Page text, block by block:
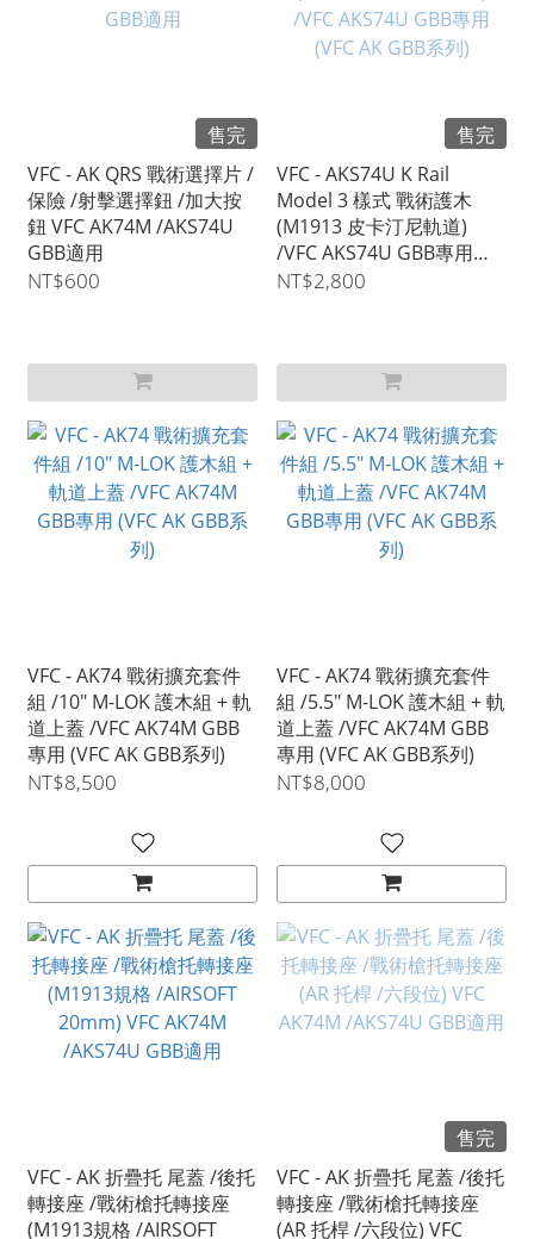
售完
VFC - AK QRS 戰術選擇片 /
保險 /射擊選擇鈕 /加大按
鈕 VFC AK74M /AKS74U
GBB適用
NT$600
售完
VFC - AKS74U K Rail
Model 3 樣式 戰術護木
(M1913 皮卡汀尼軌道)
/VFC AKS74U GBB專用
(VFC AK GBB系列)
NT$2,800
VFC - AK74 戰術擴充套件
組 /10" M-LOK 護木組 + 軌
道上蓋 /VFC AK74M GBB
專用 (VFC AK GBB系列)
NT$8,500
VFC - AK74 戰術擴充套件
組 /5.5" M-LOK 護木組 + 軌
道上蓋 /VFC AK74M GBB
專用 (VFC AK GBB系列)
NT$8,000
VFC - AK 折疊托 尾蓋 /後托
轉接座 /戰術槍托轉接座
(M1913規格 /AIRSOFT
售完
VFC - AK 折疊托 尾蓋 /後托
轉接座 /戰術槍托轉接座
(AR 托桿 /六段位) VFC